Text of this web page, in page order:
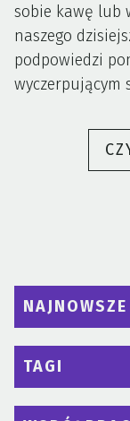
sobie kawę lub
naszego
podpowiedzi
wyczerpującym
TAGI